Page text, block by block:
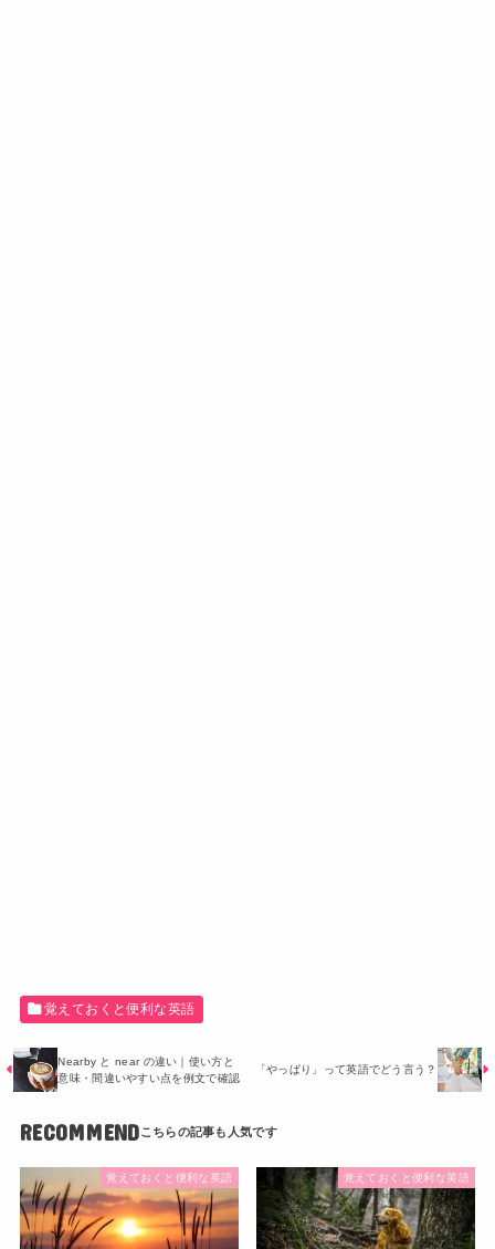
覚えておくと便利な英語
Nearby と near の違い｜使い方と
意味・間違いやすい点を例文で確認
「やっぱり」って英語でどう言う？
RECOMMEND
覚えておくと便利な英語 覚えておくと便利な英語